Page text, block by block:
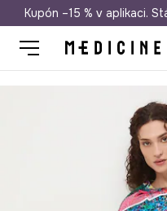
Doprava zdarma
Kupón –15 % v aplikaci.